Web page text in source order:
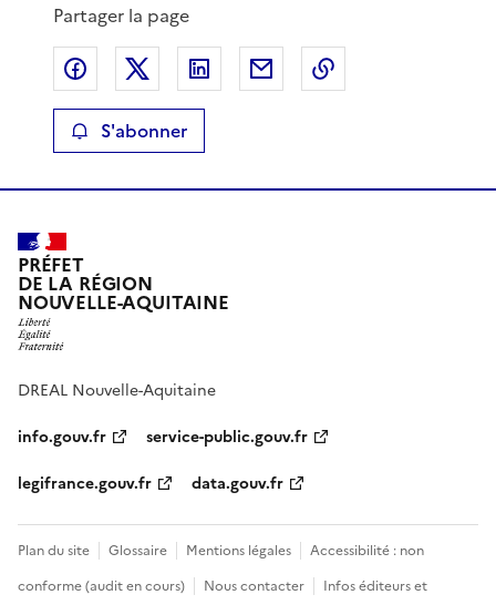
Partager la page
Partager sur Facebook
Partager sur XPartager sur LinkedIn
Partager par email
S'abonner
PRÉFET
DE LA RÉGION
NOUVELLE-AQUITAINE
DREAL Nouvelle-Aquitaine
info.gouv.fr
service-public.gouv.fr
legifrance.gouv.fr
data.gouv.fr
Plan du site Glossaire Mentions légales
Accessibilité : non
conforme (audit en cours)
Nous contacter Infos éditeurs et